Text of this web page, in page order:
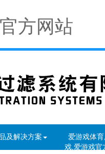
方网站
及解决方案
爱游戏体
戏,爱游戏官